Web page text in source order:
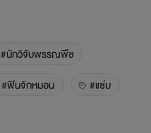
#นักวิจับพรรณพืช
#ฟินจิกหมอน
#แซ่บ